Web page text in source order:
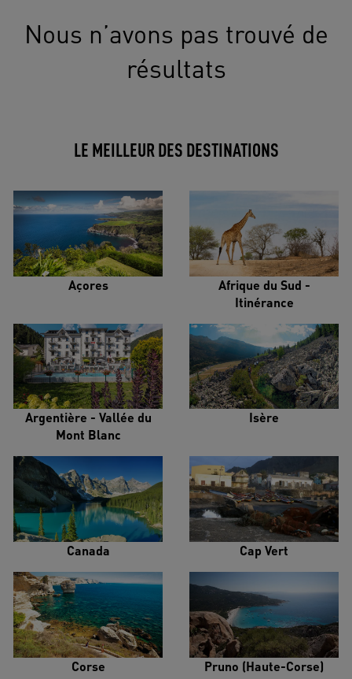
Nous n’avons pas trouvé de
résultats
LE MEILLEUR DES DESTINATIONS
Açores
Afrique du Sud -
Itinérance
Argentière - Vallée du
Mont Blanc
Isère
Canada Cap Vert
Corse Pruno (Haute-Corse)